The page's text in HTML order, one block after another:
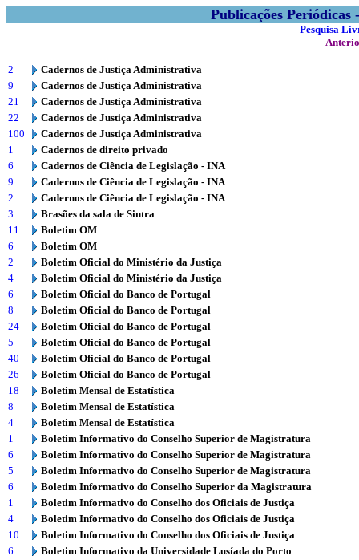
Publicações
Pesquisa
2
Cadernos de Justiça Administrativa
9
Cadernos de Justiça Administrativa
21
Cadernos de Justiça Administrativa
22
Cadernos de Justiça Administrativa
100
Cadernos de Justiça Administrativa
1
Cadernos de direito privado
6
Cadernos de Ciência de Legislação - INA
9
Cadernos de Ciência de Legislação - INA
2
Cadernos de Ciência de Legislação - INA
3
Brasões da sala de Sintra
11
Boletim OM
6
Boletim OM
2
Boletim Oficial do Ministério da Justiça
4
Boletim Oficial do Ministério da Justiça
6
Boletim Oficial do Banco de Portugal
8
Boletim Oficial do Banco de Portugal
24
Boletim Oficial do Banco de Portugal
5
Boletim Oficial do Banco de Portugal
40
Boletim Oficial do Banco de Portugal
26
Boletim Oficial do Banco de Portugal
18
Boletim Mensal de Estatística
8
Boletim Mensal de Estatística
4
Boletim Mensal de Estatística
1
Boletim Informativo do Conselho Superior de Magistratura
6
Boletim Informativo do Conselho Superior de Magistratura
5
Boletim Informativo do Conselho Superior de Magistratura
6
Boletim Informativo do Conselho Superior da Magistratura
1
Boletim Informativo do Conselho dos Oficiais de Justiça
4
Boletim Informativo do Conselho dos Oficiais de Justiça
10
Boletim Informativo do Conselho dos Oficiais de Justiça
6
Boletim Informativo da Universidade Lusíada do Porto